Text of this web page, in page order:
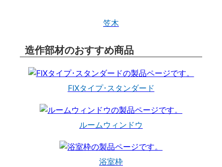
笠木
造作部材のおすすめ商品
FIXタイプ･スタンダード
ルームウィンドウ
浴室枠